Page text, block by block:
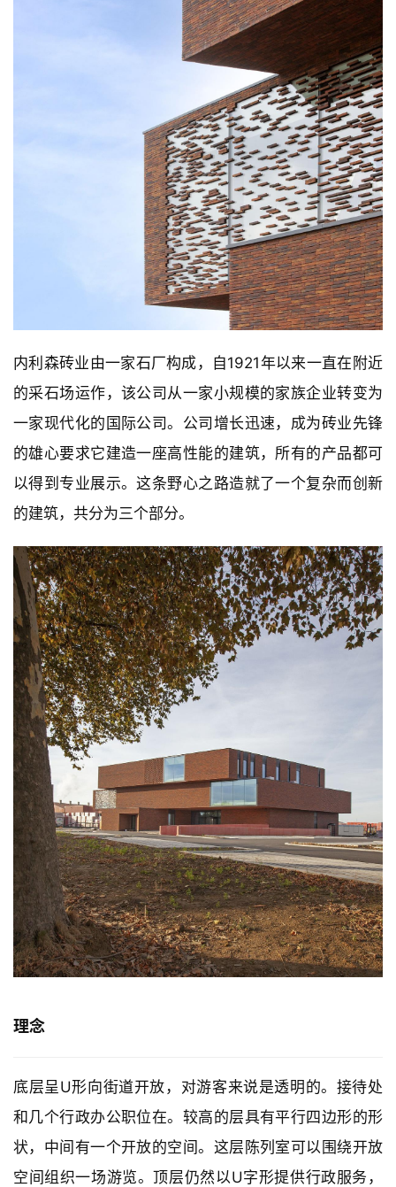
内利森砖业由一家石厂构成，自1921年以来一直在附近
的采石场运作，该公司从一家小规模的家族企业转变为
一家现代化的国际公司。公司增长迅速，成为砖业先锋
的雄心要求它建造一座高性能的建筑，所有的产品都可
以得到专业展示。这条野心之路造就了一个复杂而创新
的建筑，共分为三个部分。
理念
底层呈U形向街道开放，对游客来说是透明的。接待处
和几个行政办公职位在。较高的层具有平行四边形的形
状，中间有一个开放的空间。这层陈列室可以围绕开放
空间组织一场游览。顶层仍然以U字形提供行政服务，